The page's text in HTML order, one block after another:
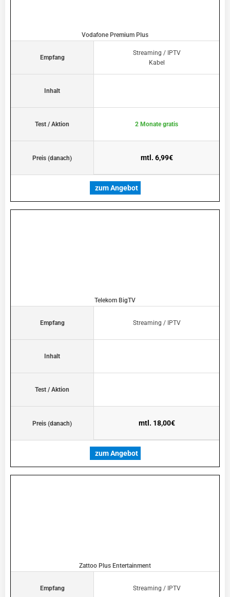
Vodafone Premium Plus
Empfang
Inhalt
Test / Aktion
Preis (danach)
Streaming / IPTV
Kabel
2 Monate gratis
mtl. 6,99€
zum Angebot
Telekom BigTV
Empfang
Inhalt
Test / Aktion
Preis (danach)
Streaming / IPTV
mtl. 18,00€
zum Angebot
Zattoo Plus Entertainment
Empfang Streaming / IPTV